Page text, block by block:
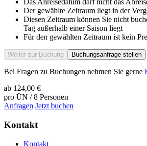
Das Anreisedatum darf nicht das
Der gewählte Zeitraum liegt in der
Diesen Zeitraum können Sie nicht
Tag außerhalb einer Saison liegt
Für den gewählten Zeitraum ist kein
Weiter zur Buchung Buchungsanfrage stellen
Bei Fragen zu Buchungen nehmen Sie gerne
ab 124,00 €
pro ÜN / 8 Personen
Anfragen Jetzt buchen
Kontakt
Kontakt